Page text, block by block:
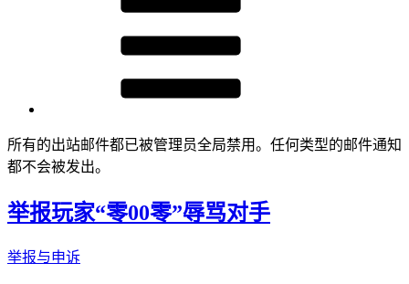
所有的出站邮件都已被管理员全局禁用。任何类型的邮件通知
都不会被发出。
举报玩家“零00零”辱骂对手
举报与申诉